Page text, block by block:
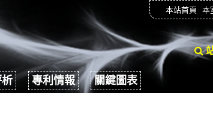
本站首頁 本
專利情報 關鍵圖表